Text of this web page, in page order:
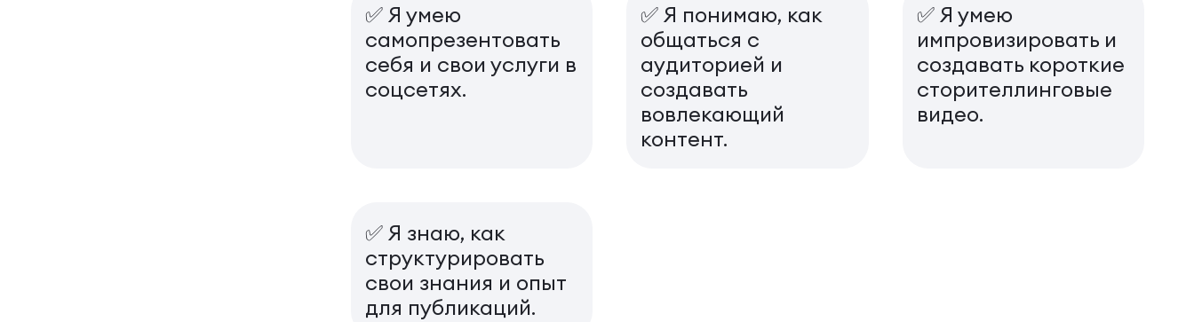
✅ Я умею
самопрезентовать
себя и свои услуги в
соцсетях.
✅ Я понимаю, как
общаться с
аудиторией и
создавать
вовлекающий
контент.
✅ Я умею
импровизировать и
создавать короткие
сторителлинговые
видео.
✅ Я знаю, как
структурировать
свои знания и опыт
для публикаций.